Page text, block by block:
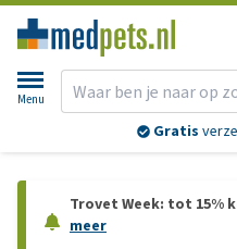
Menu
Gratis
Trovet Week: tot 15%
meer